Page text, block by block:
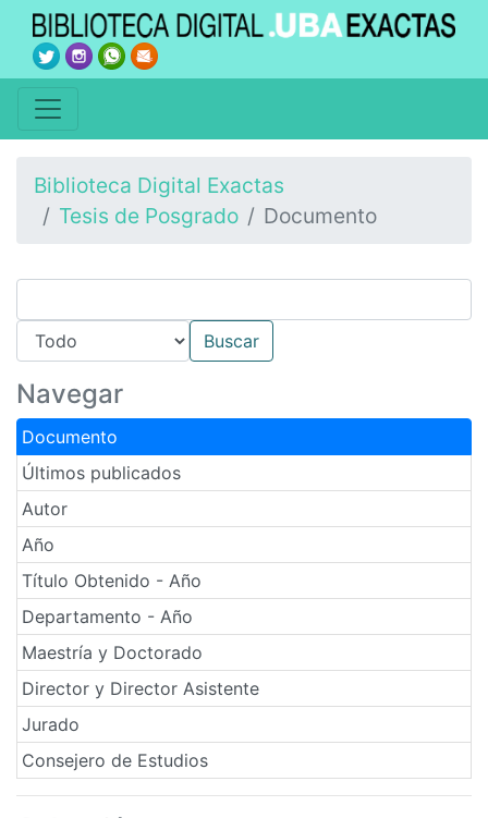
Biblioteca Digital Exactas
Tesis de Posgrado
Documento
Navegar
Documento
Últimos publicados
Autor
Año
Título Obtenido - Año
Departamento - Año
Maestría y Doctorado
Director y Director Asistente
Jurado
Consejero de Estudios